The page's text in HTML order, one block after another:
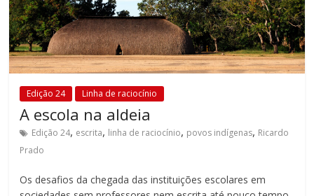
Educatrix!
Edição 24 Linha de raciocínio
A escola na aldeia
Edição 24, escrita, linha de raciocínio, povos indígenas, Ricardo
Prado
Os desafios da chegada das instituições escolares em